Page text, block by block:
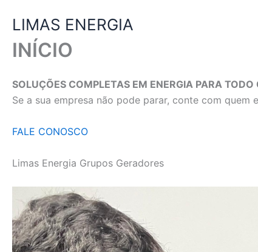
conteúdo
LIMAS ENERGIA
INÍCIO
SOLUÇÕES COMPLETAS EM ENERGIA PARA TODO
Se a sua empresa não pode parar, conte com
FALE CONOSCO
Limas Energia Grupos Geradores